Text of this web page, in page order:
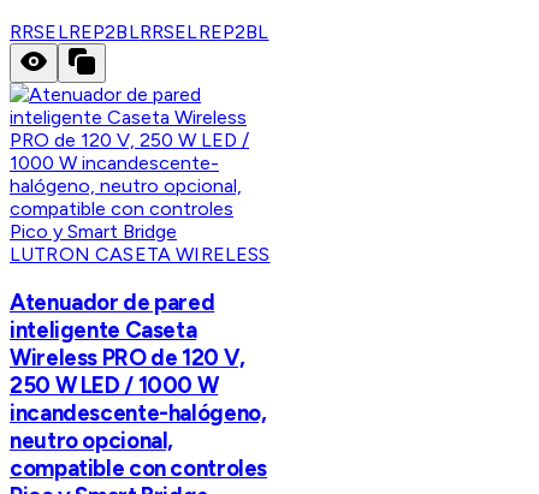
RRSELREP2BLRRSELREP2BL
LUTRON CASETA WIRELESS
Atenuador de pared
inteligente Caseta
Wireless PRO de 120 V,
250 W LED / 1000 W
incandescente-halógeno,
neutro opcional,
compatible con controles